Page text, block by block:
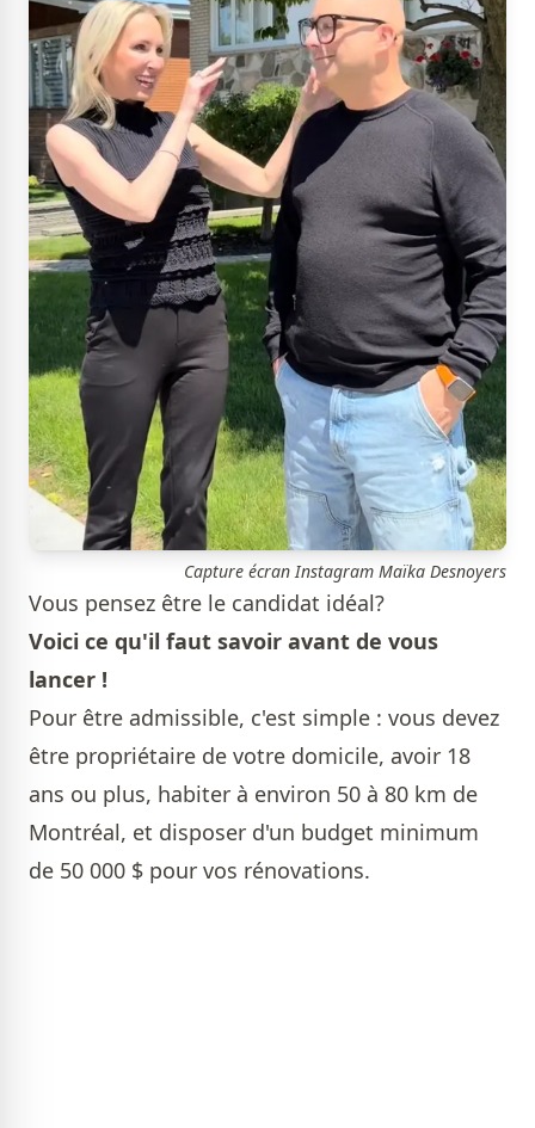
Capture écran Instagram Maïka Desnoyers
Vous pensez être le candidat idéal?
Voici ce qu'il faut savoir avant de vous
lancer !
Pour être admissible, c'est simple : vous devez
être propriétaire de votre domicile, avoir 18
ans ou plus, habiter à environ 50 à 80 km de
Montréal, et disposer d'un budget minimum
de 50 000 $ pour vos rénovations.